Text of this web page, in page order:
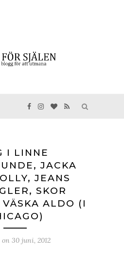
I LINNE
JACKA
JEANS
SKOR
VÄSKA ALDO (I
on 30 juni, 2012